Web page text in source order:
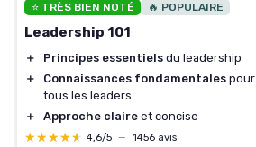
⭐ TRÈS BIEN NOTÉ 🔥 POPULAIRE
Leadership 101
＋ Principes essentiels du leadership
＋
Connaissances fondamentales pour
tous les leaders
＋
Approche claire et concise
★★★★★
★★★★★ 4,6/5 — 1456 avis